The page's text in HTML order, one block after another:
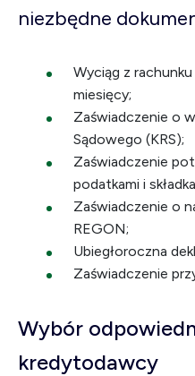
niezbędne
Wyciąg z
miesięcy;
Zaświadczenie o
Sądowego (KRS);
Zaświadczenie
podatkami i
Zaświadczenie o
REGON;
Ubiegłoroczna
Zaświadczenie
Wybór
kredytodawcy